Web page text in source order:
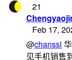
21
Feb 17,
@chanssl
见手机销售